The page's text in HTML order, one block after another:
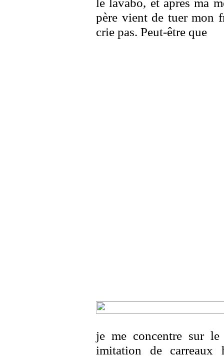
le lavabo, et après ma
père vient de tuer mon
crie pas. Peut-être que
je me concentre sur
imitation de carreaux